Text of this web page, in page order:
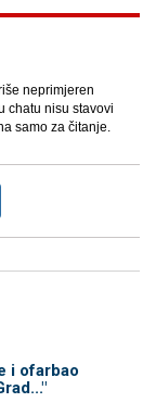
neprimjeren
chatu nisu stavovi
samo za čitanje.
i ofarbao